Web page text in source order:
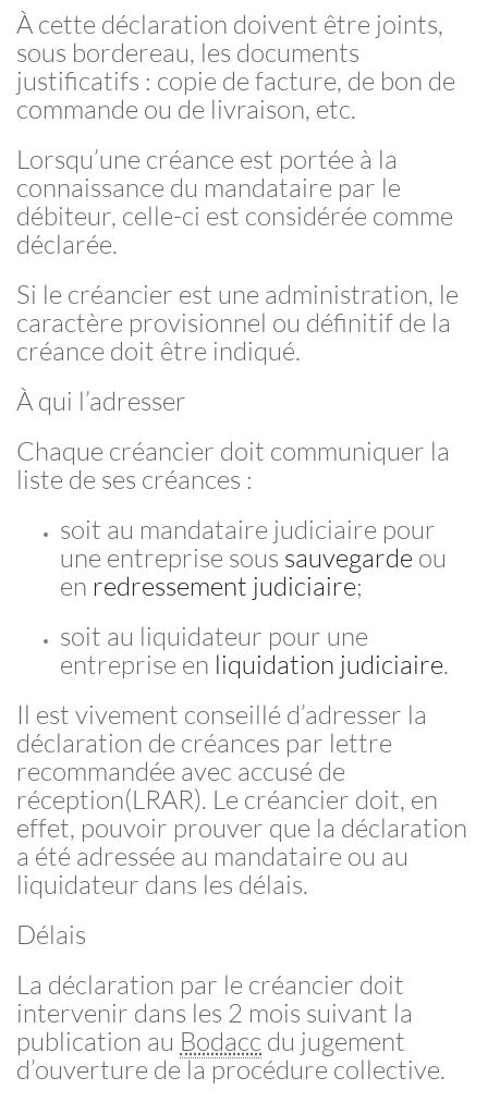
À cette déclaration doivent être joints,
sous bordereau, les documents
justificatifs : copie de facture, de bon de
commande ou de livraison, etc.
Lorsqu’une créance est portée à la
connaissance du mandataire par le
débiteur, celle-ci est considérée comme
déclarée.
Si le créancier est une administration, le
caractère provisionnel ou définitif de la
créance doit être indiqué.
À qui l’adresser
Chaque créancier doit communiquer la
liste de ses créances :
soit au mandataire judiciaire pour
une entreprise sous sauvegarde ou
en redressement judiciaire;
soit au liquidateur pour une
entreprise en liquidation judiciaire.
Il est vivement conseillé d’adresser la
déclaration de créances par lettre
recommandée avec accusé de
réception(LRAR). Le créancier doit, en
effet, pouvoir prouver que la déclaration
a été adressée au mandataire ou au
liquidateur dans les délais.
Délais
La déclaration par le créancier doit
intervenir dans les 2 mois suivant la
publication au Bodacc du jugement
d’ouverture de la procédure collective.